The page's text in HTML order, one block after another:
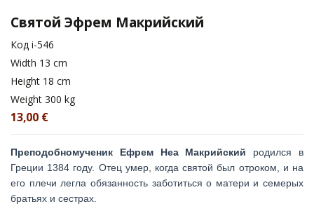
Святой Эфрем Макрийский
Код i-546
Width 13 cm
Height 18 cm
Weight 300 kg
13,00 €
Преподобномученик Ефрем Неа Макрийский родился в
Греции 1384 году. Отец умер, когда святой был отроком, и на
его плечи легла обязанность заботиться о матери и семерых
братьях и сестрах.